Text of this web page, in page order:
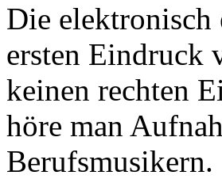
Die elektronisch
ersten Eindruck
keinen rechten
höre man
Berufsmusikern.